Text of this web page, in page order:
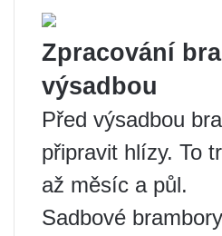
Zpracování
výsadbou
Před výsadbou
připravit hlízy. To
až měsíc a půl.
Sadbové